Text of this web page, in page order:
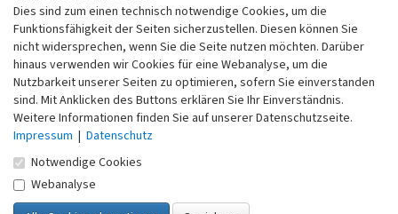
Alternativer Ortsname
Brjazki
Fachsicht(en)
Denkmalpflege
Erfassungsmaßstab
Keine Angabe
Erfassungsmethode
Übernahme aus externer Fachdatenbank
Dies sind zum einen technisch notwendige Cookies, um die
Funktionsfähigkeit der Seiten sicherzustellen. Diesen können Sie
nicht widersprechen, wenn Sie die Seite nutzen möchten. Darüber
hinaus verwenden wir Cookies für eine Webanalyse, um die
Nutzbarkeit unserer Seiten zu optimieren, sofern Sie einverstanden
sind. Mit Anklicken des Buttons erklären Sie Ihr Einverständnis.
Weitere Informationen finden Sie auf unserer Datenschutzseite.
Impressum | Datenschutz
Notwendige Cookies
Webanalyse